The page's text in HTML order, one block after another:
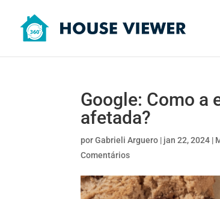
Google: Como a
afetada?
porGabrieli Arguero | jan 22, 2024 |
Comentários